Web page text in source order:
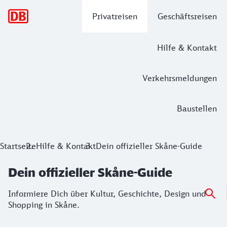
Privatreisen Geschäftsreisen
Hilfe & Kontakt
Verkehrsmeldungen
Baustellen
StartseiteHilfe & KontaktDein offizieller Skåne-Guide
Dein offizieller Skåne-Guide
Informiere Dich über Kultur, Geschichte, Design und
Shopping in Skåne.